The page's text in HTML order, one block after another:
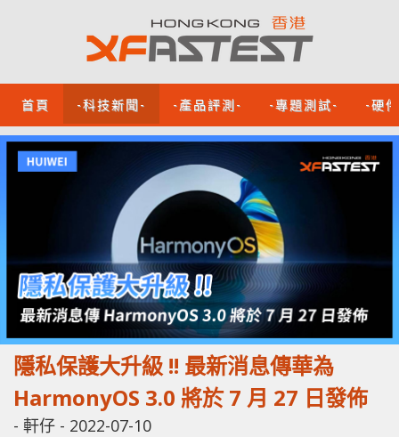
首頁 -科技新聞- -產品評測- -專題測試- -硬
隱私保護大升級 !! 最新消息傳華為
HarmonyOS 3.0 將於 7 月 27 日發佈
- 軒仔 - 2022-07-10